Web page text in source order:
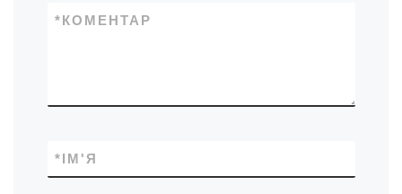
КОМЕНТАР
*
ІМ'Я
*